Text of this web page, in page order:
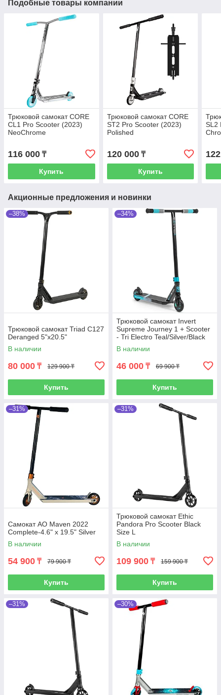
Подобные товары компании
Трюковой самокат CORE
CL1 Pro Scooter (2023)
NeoChrome
116 000 ₸
Купить
Трюковой самокат CORE
ST2 Pro Scooter (2023)
Polished
120 000₸
Купить
SL2
Акционные предложения и новинки
–38%
Трюковой самокат Triad C127
Deranged 5"x20.5"
В наличии
80 000 ₸ 129 900 ₸
Купить
–34%
Трюковой самокат Invert
Supreme Journey 1 + Scooter
- Tri Electro Teal/Silver/Black
В наличии
46 000 ₸ 69 900 ₸
Купить
–31%
Самокат AO Maven 2022
Complete-4.6" x 19.5" Silver
В наличии
54 900 ₸ 79 900 ₸
Купить
–31%
Трюковой самокат Ethic
Pandora Pro Scooter Black
Size L
В наличии
109 900 ₸ 159 900 ₸
Купить
–31% –30%